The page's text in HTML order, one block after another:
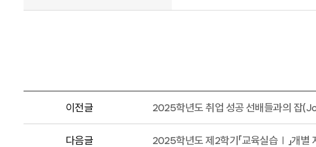
이전글 2025학년도 취업 성공 선배들과의 잡
다음글 2025학년도 제2학기「교육실습Ⅰ」개별